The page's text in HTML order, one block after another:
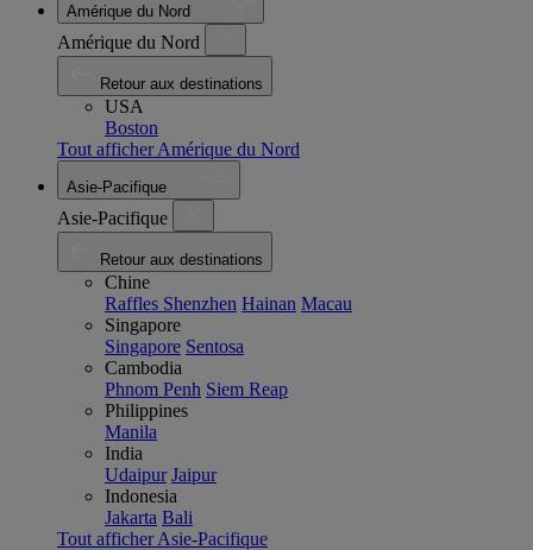
Amérique du Nord
Amérique du Nord
Retour aux destinations
USA
Boston
Tout afficher Amérique du Nord
Asie-Pacifique
Asie-Pacifique
Retour aux destinations
Chine
Raffles Shenzhen Hainan Macau
Singapore
Singapore Sentosa
Cambodia
Phnom Penh Siem Reap
Philippines
Manila
India
Udaipur Jaipur
Indonesia
Jakarta Bali
Tout afficher Asie-Pacifique